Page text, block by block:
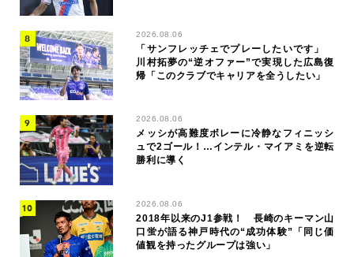
2026.08.06
「サンフレッチェでプレーしたいです」
川村拓夢の“逆オファー”で実現した広島復
帰「このクラブでキャリアを全うしたい」
2026.08.06
メッシが高難度ボレーに冷静なフィニッシ
ュで2ゴール！…インテル・マイアミを逆転
勝利に導く
2026.08.06
2018年以来のJ1参戦！ 長崎のキーマン山
口蛍が語る神戸時代の“成功体験”「同じ価
値観を持ったグループは強い」